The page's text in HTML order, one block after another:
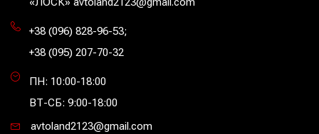
+38 (096) 828-96-53;
+38 (095) 207-70-32
ПН: 10:00-18:00
ВТ-СБ: 9:00-18:00
avtoland2123@gmail.com